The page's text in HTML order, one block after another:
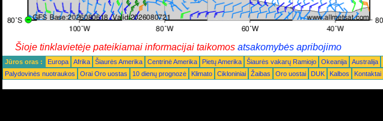
Šioje tinklavietėje pateikiamai informacijai taikomos atsakomybės apribojimo
Jūros oras : Europa Afrika Šiaurės Amerika Centrinė Amerika Pietų Amerika Šiaurės vakarų Ramiojo Okeanija Australija
Palydovinės nuotraukos
Orai Oro uostas 10 dienų prognozė Klimato Cikloniniai Žaibas Oro uostai DUK Kalbos Kontaktai